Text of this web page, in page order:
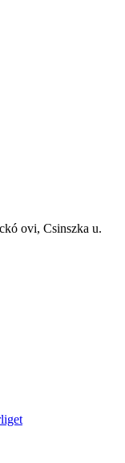
ovi, Csinszka u.